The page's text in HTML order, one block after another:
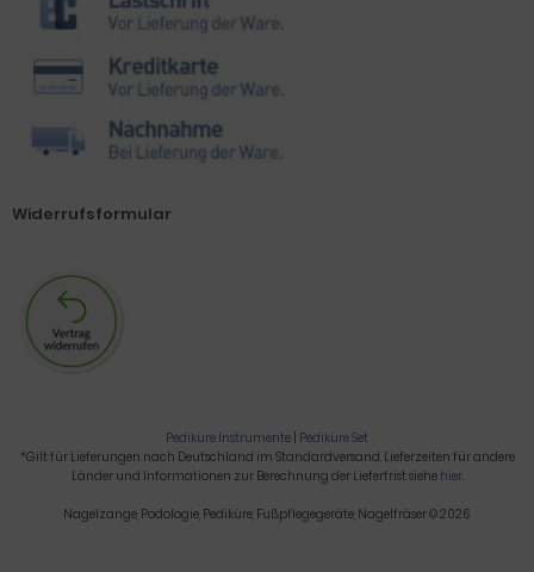
Widerrufsformular
Pediküre Instrumente | Pediküre Set
*Gilt für Lieferungen nach Deutschland im Standardversand. Lieferzeiten für andere
Länder und Informationen zur Berechnung der Lieferfrist siehe hier.
Nagelzange, Podologie, Pediküre, Fußpflegegeräte, Nagelfräser © 2026